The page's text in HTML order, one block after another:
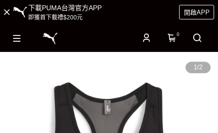
下載PUMA台灣官方APP
即獲首下載禮$200元
開啟APP
0
1/2